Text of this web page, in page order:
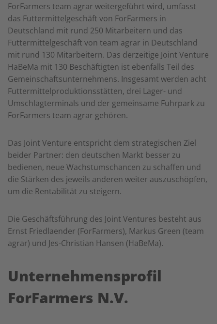
ForFarmers team agrar weitergeführt wird, umfasst
das Futtermittelgeschäft von ForFarmers in
Deutschland mit rund 250 Mitarbeitern und das
Futtermittelgeschäft von team agrar in Deutschland
mit rund 130 Mitarbeitern. Das derzeitige Joint Venture
HaBeMa mit 130 Beschäftigten ist ebenfalls Teil des
Gemeinschaftsunternehmens. Insgesamt werden acht
Futtermittelproduktionsstätten, drei Lager- und
Umschlagterminals und der gemeinsame Fuhrpark zu
ForFarmers team agrar gehören.
Das Joint Venture entspricht dem strategischen Ziel
beider Partner: den deutschen Markt besser zu
bedienen, neue Wachstumschancen zu schaffen und
die Stärken des jeweils anderen weiter auszuschöpfen,
um die Rentabilität zu steigern.
Die Geschäftsführung des Joint Ventures besteht aus
Ernst Friedlaender (ForFarmers), Markus Green (team
agrar) und Jes-Christian Hansen (HaBeMa).
Unternehmensprofil
ForFarmers N.V.